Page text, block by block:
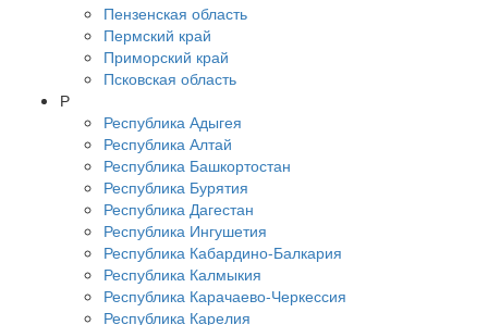
Пензенская область
Пермский край
Приморский край
Псковская область
Р
Республика Адыгея
Республика Алтай
Республика Башкортостан
Республика Бурятия
Республика Дагестан
Республика Ингушетия
Республика Кабардино-Балкария
Республика Калмыкия
Республика Карачаево-Черкессия
Республика Карелия